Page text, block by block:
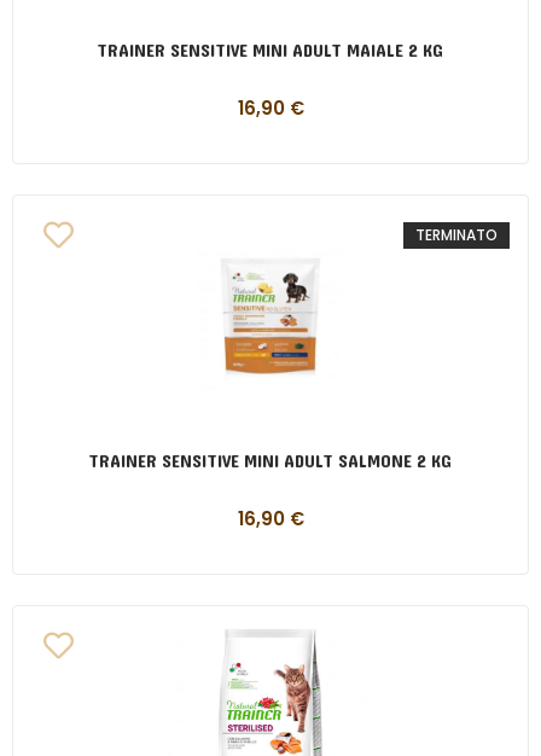
TRAINER SENSITIVE MINI ADULT MAIALE 2 KG
16,90 €
TERMINATO
TRAINER SENSITIVE MINI ADULT SALMONE 2 KG
16,90 €